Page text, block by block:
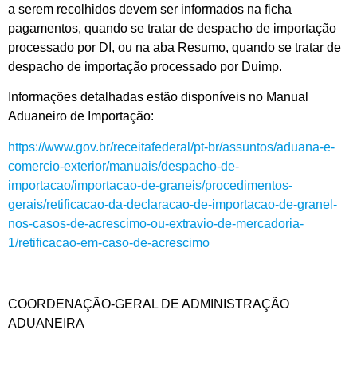
a serem recolhidos devem ser informados na ficha
pagamentos, quando se tratar de despacho de importação
processado por DI, ou na aba Resumo, quando se tratar de
despacho de importação processado por Duimp.
Informações detalhadas estão disponíveis no Manual
Aduaneiro de Importação:
https://www.gov.br/receitafederal/pt-br/assuntos/aduana-e-
comercio-exterior/manuais/despacho-de-
importacao/importacao-de-graneis/procedimentos-
gerais/retificacao-da-declaracao-de-importacao-de-granel-
nos-casos-de-acrescimo-ou-extravio-de-mercadoria-
1/retificacao-em-caso-de-acrescimo
COORDENAÇÃO-GERAL DE ADMINISTRAÇÃO
ADUANEIRA